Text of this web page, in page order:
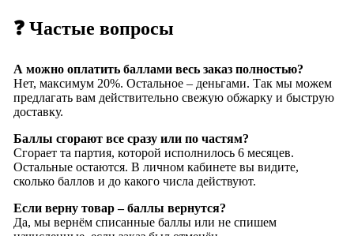
❓ Частые вопросы
А можно оплатить баллами весь заказ полностью?
Нет, максимум 20%. Остальное – деньгами. Так мы можем
предлагать вам действительно свежую обжарку и быструю
доставку.
Баллы сгорают все сразу или по частям?
Сгорает та партия, которой исполнилось 6 месяцев.
Остальные остаются. В личном кабинете вы видите,
сколько баллов и до какого числа действуют.
Если верну товар – баллы вернутся?
Да, мы вернём списанные баллы или не спишем